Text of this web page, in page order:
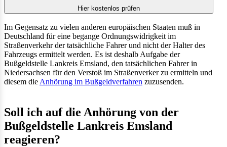
Hier kostenlos prüfen
Im Gegensatz zu vielen anderen europäischen Staaten muß in
Deutschland für eine begange Ordnungswidrigkeit im
Straßenverkehr der tatsächliche Fahrer und nicht der Halter des
Fahrzeugs ermittelt werden. Es ist deshalb Aufgabe der
Bußgeldstelle Lankreis Emsland, den tatsächlichen Fahrer in
Niedersachsen für den Verstoß im Straßenverker zu ermitteln und
diesem die Anhörung im Bußgeldverfahren zuzusenden.
Soll ich auf die Anhörung von der
Bußgeldstelle Lankreis Emsland
reagieren?